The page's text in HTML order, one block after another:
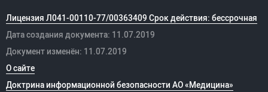
Лицензия Л041-00110-77/00363409 Срок действия: бессрочная
Дата создания документа: 11.07.2019
Документ изменён: 11.07.2019
О сайте
Доктрина информационной безопасности АО «Медицина»